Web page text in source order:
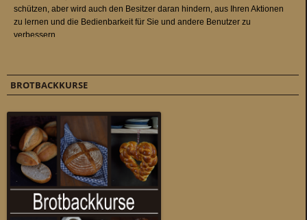
BROTBACKKURSE